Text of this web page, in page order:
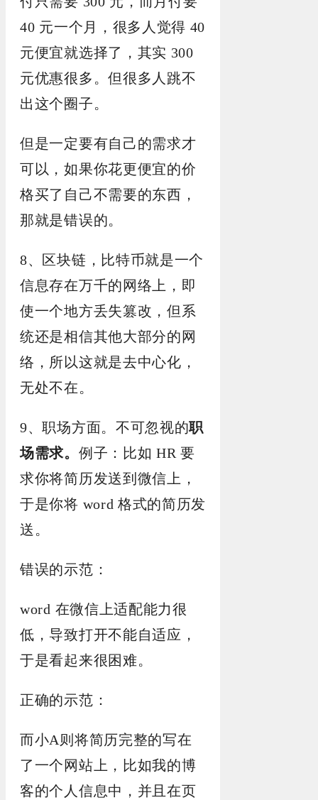
40 元一个月，很多人觉得 40
元便宜就选择了，其实 300
元优惠很多。但很多人跳不
出这个圈子。
但是一定要有自己的需求才
可以，如果你花更便宜的价
格买了自己不需要的东西，
那就是错误的。
8、区块链，比特币就是一个
信息存在万千的网络上，即
使一个地方丢失篡改，但系
统还是相信其他大部分的网
络，所以这就是去中心化，
无处不在。
9、职场方面。不可忽视的职
场需求。 例子：比如 HR 要
求你将简历发送到微信上，
于是你将 word 格式的简历发
送。
错误的示范：
word 在微信上适配能力很
低，导致打开不能自适应，
于是看起来很困难。
正确的示范：
而小A则将简历完整的写在
了一个网站上，比如我的博
客的个人信息中，并且在页